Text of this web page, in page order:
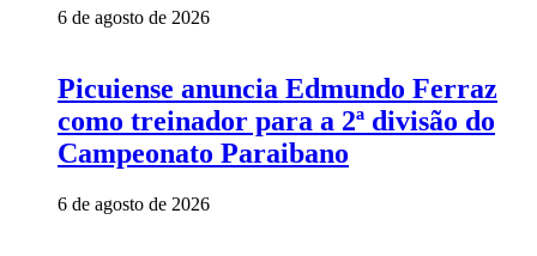
6 de agosto de 2026
Picuiense anuncia Edmundo Ferraz
como treinador para a 2ª divisão do
Campeonato Paraibano
6 de agosto de 2026